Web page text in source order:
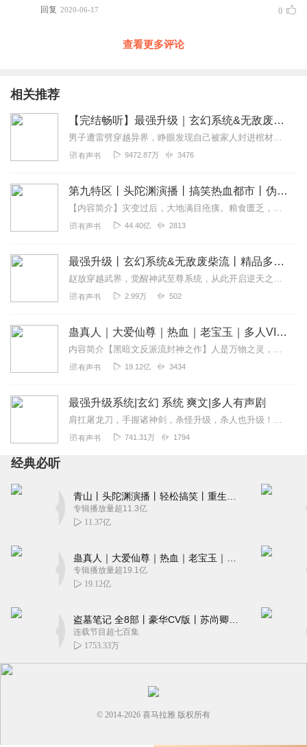
回复 2020-06-17 0
查看更多评论
相关推荐
【完结畅听】最强升级｜玄幻系统&无敌废柴流丨精品多人有声剧
男子遭雷劈穿越异界，睁眼发现自己被家人封进棺材准备活埋
有声书 9472.87万 3476
第九特区丨头陀渊演播丨搞笑热血都市丨伪戒丨VIP免费多人有声剧
【内容简介】灾变过后，大地满目疮痍。粮食匮乏，资源紧俏，局势混乱……一位从待规划区杀出来的青年，背对着漫天黄沙，孤身来到九区谋生，却不曾想偶然结识三五好友，一念...
有声书 44.40亿 2813
最强升级丨玄幻系统&无敌废柴流丨精品多人有声剧
赵放穿越武界，觉醒神武至尊系统，从此开启逆天之路，打怪就能提升修为，增强战力；完成系统任务就能得到绝顶神功；系统商城之中，更有无数天材地宝，盖世机缘，至强血统…...
有声书 2.99万 502
蛊真人｜大爱仙尊｜热血｜老宝玉｜多人VIP免费有声剧
内容简介【黑暗文反派流封神之作】人是万物之灵，蛊是天地真精。一个穿越者不断重生的故事。一个养蛊、炼蛊、用蛊的奇特世界。配音组（男角色）老宝玉旁白...
有声书 19.12亿 3434
最强升级系统|玄幻 系统 爽文|多人有声剧
肩扛屠龙刀，手握诸神剑，杀怪升级，杀人也升级！碾压三界，打爆一切不服者！
有声书 741.31万 1794
经典必听
专辑播放量超11.3亿
11.37亿
专辑播放量超19.1亿
19.12亿
连载节目超七百集
1753.33万
© 2014-2026 喜马拉雅 版权所有